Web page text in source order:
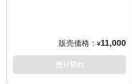
ロポーションを崩さず可動域を
確保。表情は明るい「笑顔」、
やや小悪魔的な「口開け笑
販売価格： ¥11,000
売り切れ